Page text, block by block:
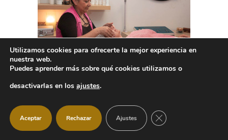
Utilizamos cookies para ofrecerte la mejor experiencia en
nuestra web.
Puedes aprender más sobre qué cookies utilizamos o
desactivarlas en los ajustes.
Aceptar Rechazar Ajustes CERRAR EL